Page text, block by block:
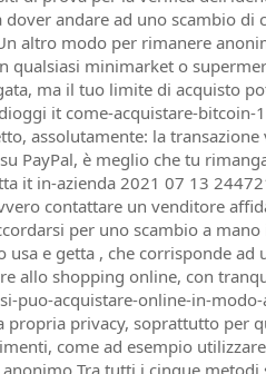
andare ad uno scambio di
altro modo per rimanere
qualsiasi minimarket o
ma il tuo limite di acquisto
it come-acquistare-bitcoin-
assolutamente: la transazione
PayPal, è meglio che tu
it in-azienda 2021 07 13
contattare un venditore
per uno scambio a
e getta , che corrisponde ad
allo shopping online, con
puo-acquistare-online-in-
privacy, soprattutto per
come ad esempio
Tra tutti i cinque metodi